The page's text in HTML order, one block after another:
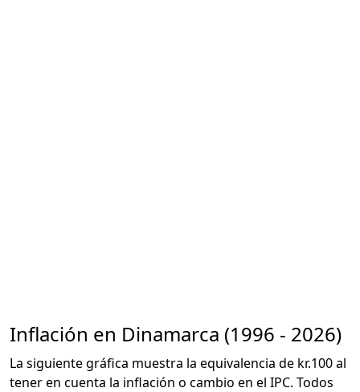
Inflación en Dinamarca (1996 - 2026)
La siguiente gráfica muestra la equivalencia de kr.100 al
tener en cuenta la inflación o cambio en el IPC. Todos